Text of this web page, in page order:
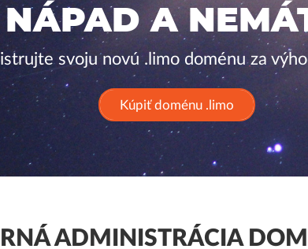
A
svoju novú .limo doménu za
Kúpiť doménu .limo
ADMINISTRÁCIA